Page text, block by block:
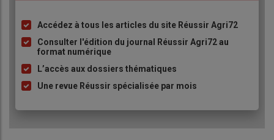
Liste
à
puce
Accédez à tous les articles du site Réussir Agri72
Consulter l'édition du journal Réussir Agri72 au
format numérique
L’accès aux dossiers thématiques
Une revue Réussir spécialisée par mois